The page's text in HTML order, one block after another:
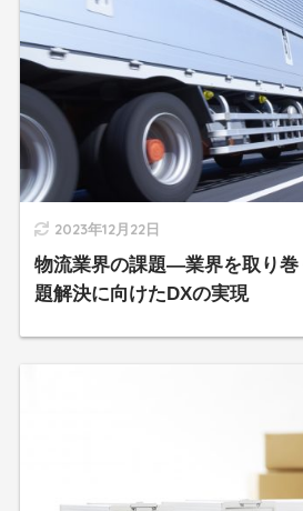
2023年12月22日
物流業界の課題―業界を取り巻
題解決に向けたDXの実現